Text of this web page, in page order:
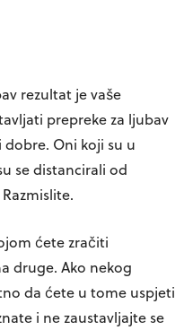
rezultat je vaše
prepreke za ljubav
Oni koji su u
se distancirali od
ćete zračiti
druge. Ako nekog
da ćete u tome uspjeti
i ne zaustavljajte se